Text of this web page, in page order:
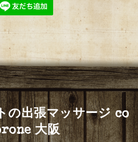
の出張マッサージ co
大阪